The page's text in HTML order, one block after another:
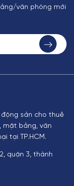
văn phòng mới
sản cho thuê
mặt bằng, văn
tại TP.HCM.
quận 3, thành